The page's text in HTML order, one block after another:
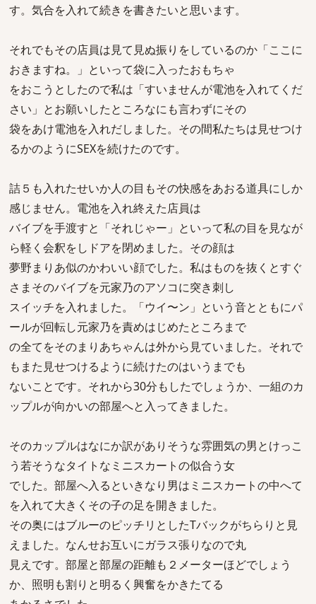
す。気合を入れて続きを書きたいと思います。
それでもその店員は見て見ぬ振りをしているのか「ここに
おきますね。」といって袋に入ったおもちゃ
をおこうとしたので私は「すいませんが電池を入れてくだ
さい」とお願いしたところなにも言わずにその
袋をあけ電池を入れだしました。その間私たちは見せつけ
るかのようにSEXを続けたのです。
詰５も入れたせいか人の目もその快感をあおる道具にしか
感じません。電池を入れ終えた店員は
バイブを手渡すと「それじゃー」といって私の目を見なが
ら軽く会釈をしドアを閉めました。その顔は
夢野まりあ似のかわいい顔でした。私はものを抜くとすぐ
さまそのバイブを元家乃のアソコに突き刺し
スイッチを入れました。「ウイ〜ン」という音とともにパ
ールが回転し元家乃を責めはじめたところまで
の全てをそのまりあちゃんは外から見ていました。それで
もまた見せつけるように続けたのはいうまでも
ないことです。それから30分もしたでしょうか、一組のカ
ップルが向かいの部屋へと入ってきました。
そのカップルはなにか訳がありそうな雰囲気の男とけっこ
う若そうなタイトなミニスカートの似合う女
でした。部屋へ入るといきなり男はミニスカートの中へて
を入れて大きくその子の足を開きました。
その奥にはブルーのピッチリとしたTバックがちらりと見
えました。なんせお互いにガラス張りなので丸
見えです。部屋と部屋の距離も２メーターほどでしょう
か、照明も割りと明るく興奮をかきたてる